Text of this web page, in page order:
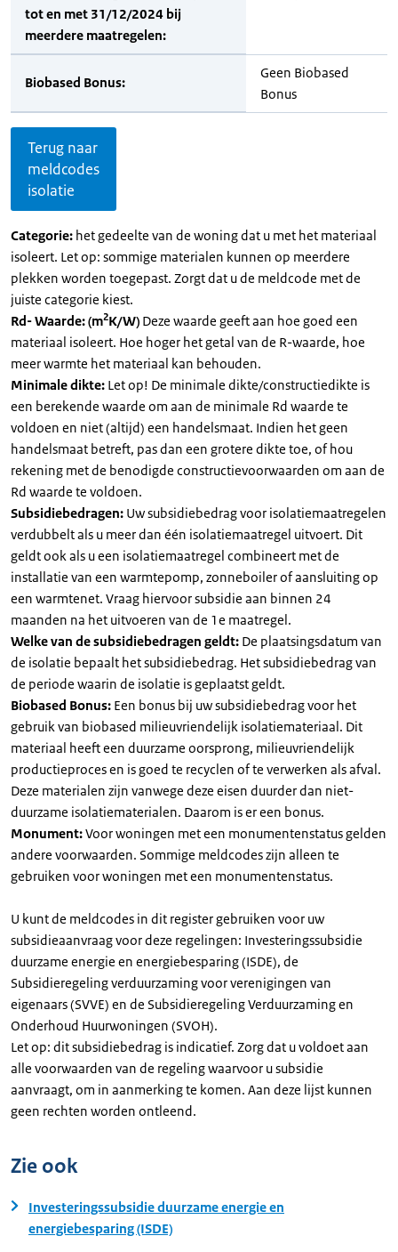
tot en met 31/12/2024 bij
meerdere maatregelen:
Biobased Bonus:
Geen Biobased
Bonus
Terug naar
meldcodes
isolatie
Categorie: het gedeelte van de woning dat u met het materiaal
isoleert. Let op: sommige materialen kunnen op meerdere
plekken worden toegepast. Zorgt dat u de meldcode met de
juiste categorie kiest.
Rd- Waarde: (m2K/W) Deze waarde geeft aan hoe goed een
materiaal isoleert. Hoe hoger het getal van de R-waarde, hoe
meer warmte het materiaal kan behouden.
Minimale dikte: Let op! De minimale dikte/constructiedikte is
een berekende waarde om aan de minimale Rd waarde te
voldoen en niet (altijd) een handelsmaat. Indien het geen
handelsmaat betreft, pas dan een grotere dikte toe, of hou
rekening met de benodigde constructievoorwaarden om aan de
Rd waarde te voldoen.
Subsidiebedragen: Uw subsidiebedrag voor isolatiemaatregelen
verdubbelt als u meer dan één isolatiemaatregel uitvoert. Dit
geldt ook als u een isolatiemaatregel combineert met de
installatie van een warmtepomp, zonneboiler of aansluiting op
een warmtenet. Vraag hiervoor subsidie aan binnen 24
maanden na het uitvoeren van de 1e maatregel.
Welke van de subsidiebedragen geldt: De plaatsingsdatum van
de isolatie bepaalt het subsidiebedrag. Het subsidiebedrag van
de periode waarin de isolatie is geplaatst geldt.
Biobased Bonus: Een bonus bij uw subsidiebedrag voor het
gebruik van biobased milieuvriendelijk isolatiemateriaal. Dit
materiaal heeft een duurzame oorsprong, milieuvriendelijk
productieproces en is goed te recyclen of te verwerken als afval.
Deze materialen zijn vanwege deze eisen duurder dan niet-
duurzame isolatiematerialen. Daarom is er een bonus.
Monument:Voor woningen met een monumentenstatus gelden
andere voorwaarden. Sommige meldcodes zijn alleen te
gebruiken voor woningen met een monumentenstatus.
U kunt de meldcodes in dit register gebruiken voor uw
subsidieaanvraag voor deze regelingen: Investeringssubsidie
duurzame energie en energiebesparing (ISDE), de
Subsidieregeling verduurzaming voor verenigingen van
eigenaars (SVVE) en de Subsidieregeling Verduurzaming en
Onderhoud Huurwoningen (SVOH).
Let op: dit subsidiebedrag is indicatief. Zorg dat u voldoet aan
alle voorwaarden van de regeling waarvoor u subsidie
aanvraagt, om in aanmerking te komen. Aan deze lijst kunnen
geen rechten worden ontleend.
Zie ook
Investeringssubsidie duurzame energie en
energiebesparing (ISDE)